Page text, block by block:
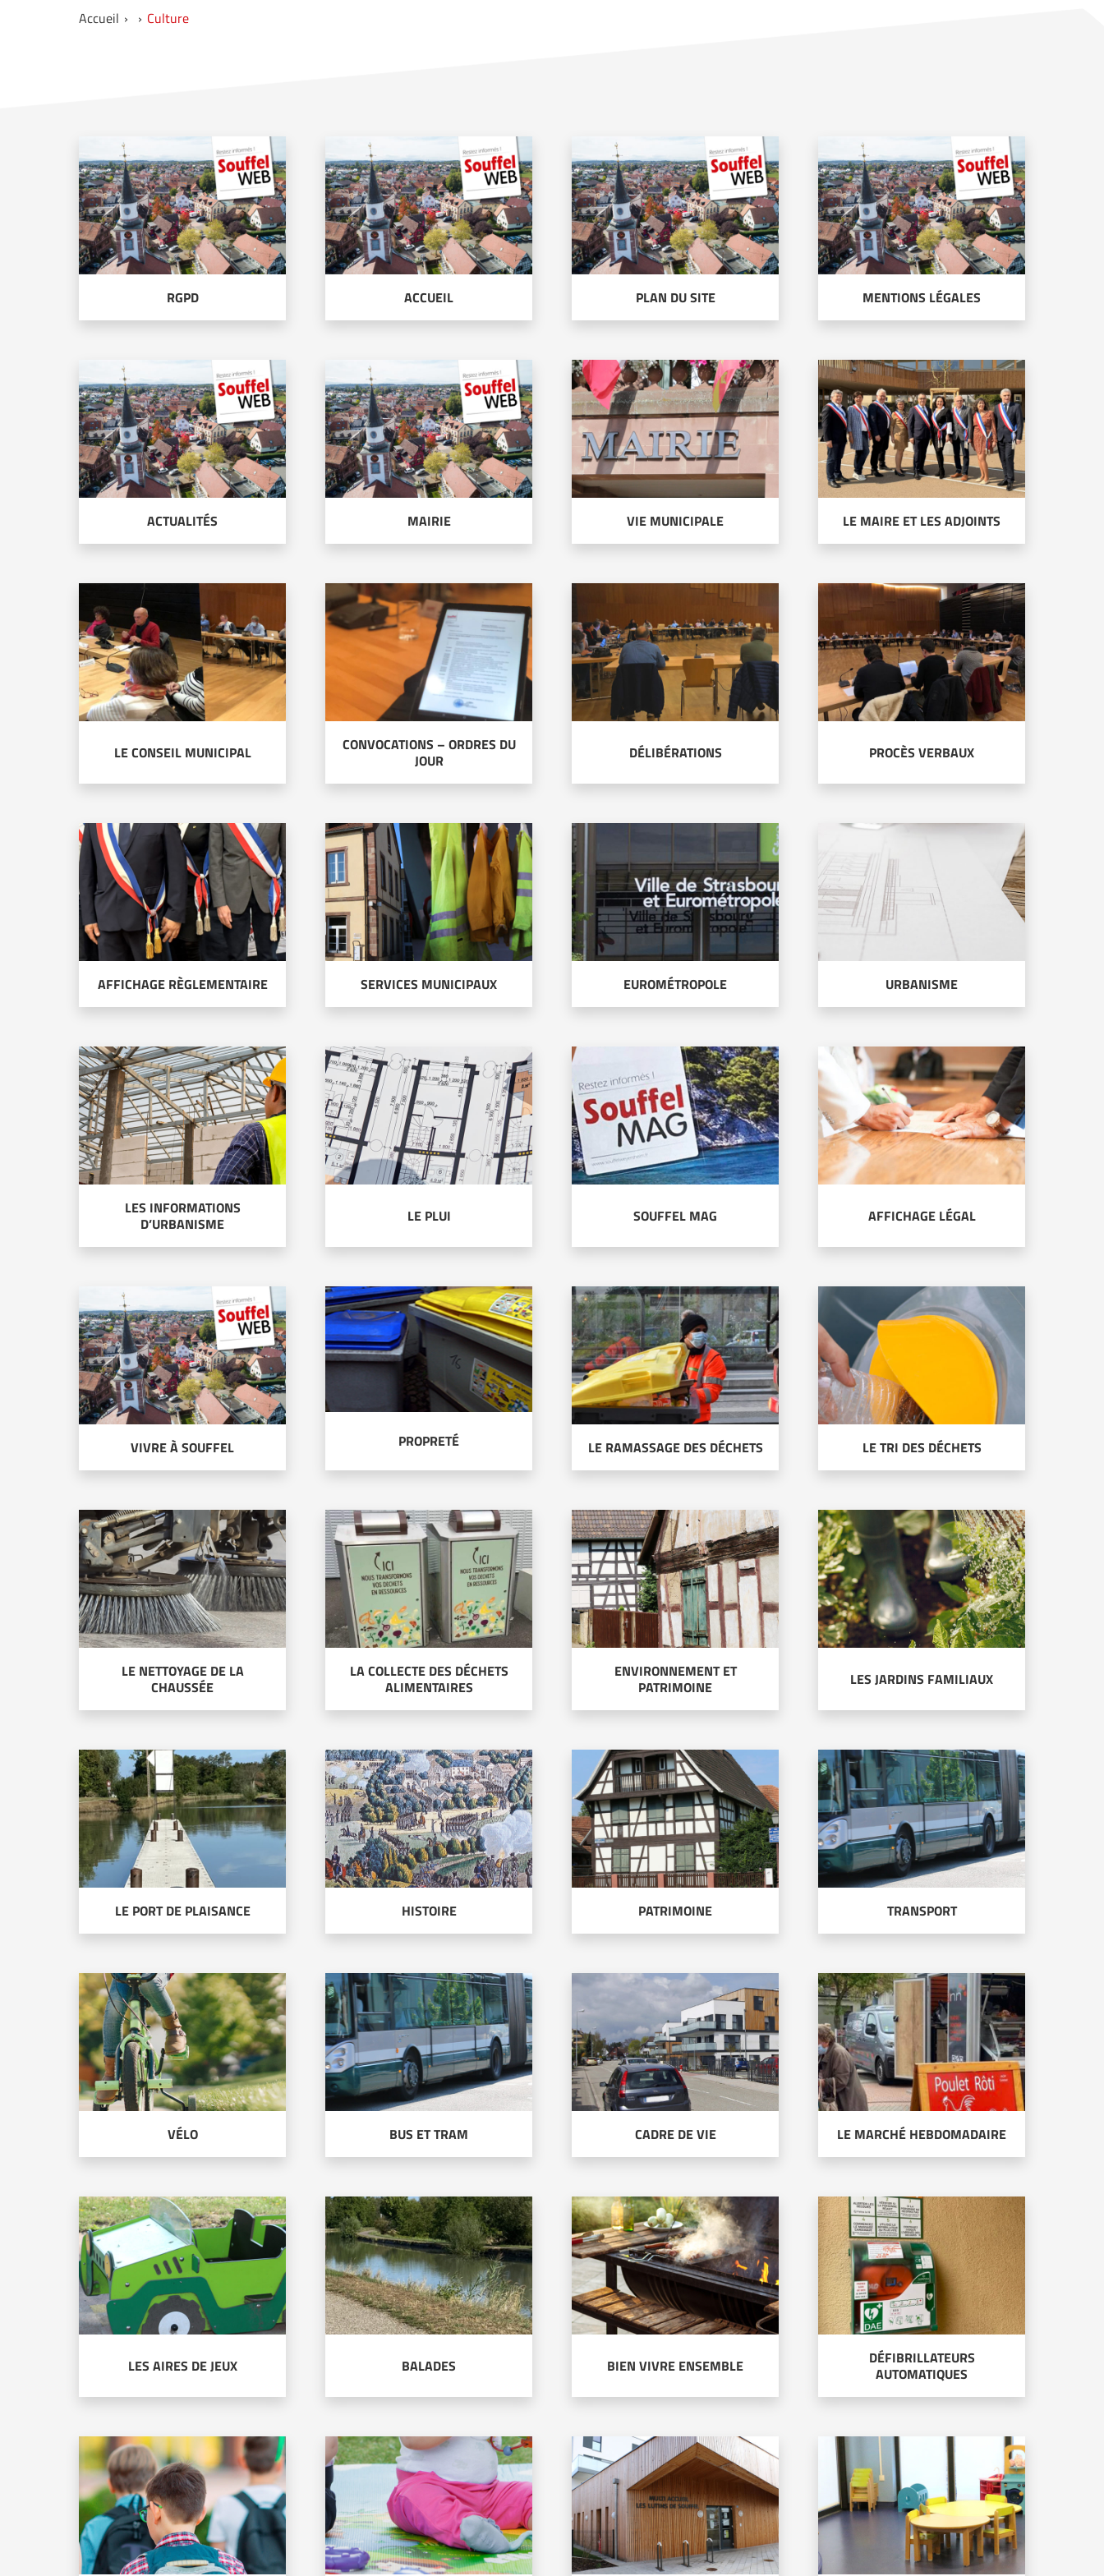
Accueil Culture
RGPD ACCUEIL PLAN DU SITE MENTIONS LÉGALES
ACTUALITÉS MAIRIE VIE MUNICIPALE LE MAIRE ET LES ADJOINTS
LE CONSEIL MUNICIPAL
CONVOCATIONS – ORDRES DU
JOUR
DÉLIBÉRATIONS PROCÈS VERBAUX
AFFICHAGE RÈGLEMENTAIRE SERVICES MUNICIPAUX EUROMÉTROPOLE URBANISME
LES INFORMATIONS
D’URBANISME
LE PLUI SOUFFEL MAG AFFICHAGE LÉGAL
VIVRE À SOUFFEL PROPRETÉ LE RAMASSAGE DES DÉCHETS LE TRI DES DÉCHETS
LE NETTOYAGE DE LA
CHAUSSÉE
LA COLLECTE DES DÉCHETS
ALIMENTAIRES
ENVIRONNEMENT ET
PATRIMOINE
LES JARDINS FAMILIAUX
LE PORT DE PLAISANCE HISTOIRE PATRIMOINE TRANSPORT
VÉLO BUS ET TRAM CADRE DE VIE LE MARCHÉ HEBDOMADAIRE
LES AIRES DE JEUX BALADES BIEN VIVRE ENSEMBLE
DÉFIBRILLATEURS
AUTOMATIQUES